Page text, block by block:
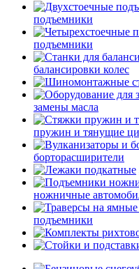
подъемники
подъемники
балансировки колес
замены масла
пружин и тянущие
борторасширители
ножничные
подъемники